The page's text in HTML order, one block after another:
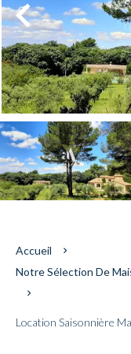
Accueil
Notre Sélection De
Location Saisonnière